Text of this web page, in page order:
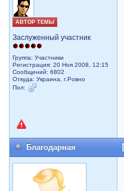
АВТОР ТЕМЫ
Заслуженный участник
Группа: Участники
Регистрация: 20 Ноя 2008, 12:15
Сообщений: 6802
Откуда: Украина, г.Ровно
Пол:
Благодарная